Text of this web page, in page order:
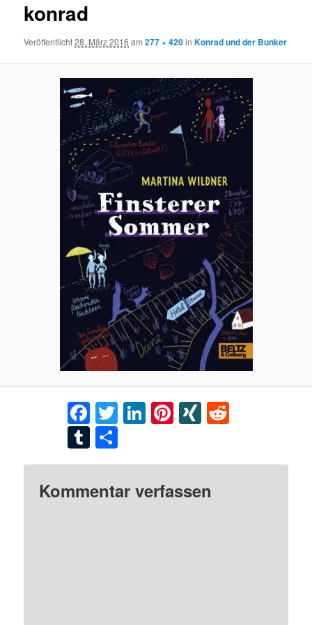
konrad
Veröffentlicht28. März 2016 am277 × 420inKonrad und der Bunker
Facebook
Twitter
LinkedIn
Pinterest
XING
Tumblr
Kommentar verfassen